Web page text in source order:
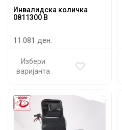
Инвалидска количка
0811300 B
11.081 ден.
Избери
варијанта